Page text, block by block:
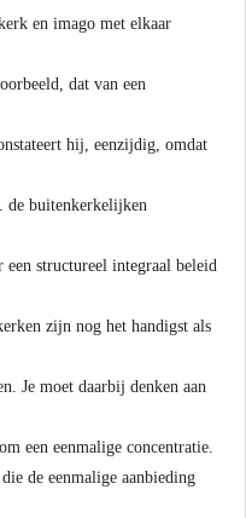
en imago met elkaar
dat van een
hij, eenzijdig, omdat
de buitenkerkelijken
structureel integraal beleid
zijn nog het handigst als
Je moet daarbij denken aan
een eenmalige concentratie.
de eenmalige aanbieding